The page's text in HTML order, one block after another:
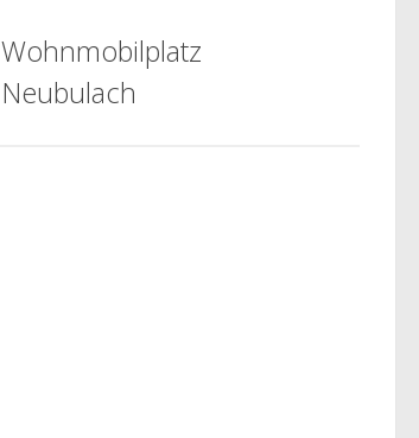
Wohnmobilplatz
Neubulach